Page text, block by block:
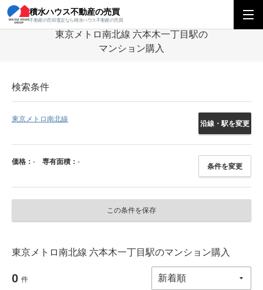
積水ハウス不動産の売買
不動産の売却査定なら積水ハウス不動産の売買
積水ハウス不動産の売買 関東エリア 東京メトロ
東京メトロ南北線 六本木一丁目駅の
マンション購入
検索条件
東京メトロ南北線
沿線・駅を変更
価格： - 専有面積： -
条件を変更
この条件を保存
東京メトロ南北線 六本木一丁目駅のマンション購入
0 件